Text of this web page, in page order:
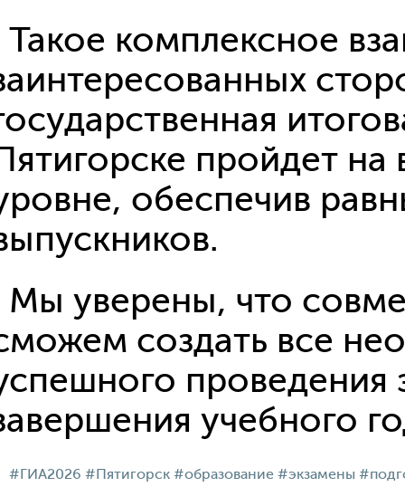
Такое комплексное
пройдет
обеспечив
Мы уверены, что
создать все
проведения
учебного
#ГИА2026 #Пятигорск #образование #экзамены